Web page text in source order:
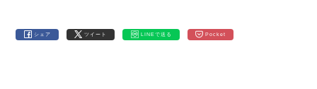
シェア ツイート LINEで送る Pocket